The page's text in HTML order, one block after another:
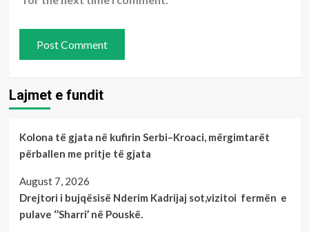
Lajmet e fundit
Kolona të gjata në kufirin Serbi–Kroaci, mërgimtarët
përballen me pritje të gjata
August 7, 2026
Drejtori i bujqësisë Nderim Kadrijaj sot,vizitoi fermën e
pulave ‘’Sharri’ në Pouskë.